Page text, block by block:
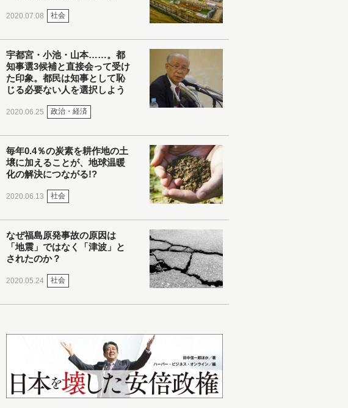
2020.07.08 社会
宇都宮・小池・山本……。都
知事選3候補と直接会って受け
た印象。都民は知事として恥
じる必要ない人を選択しよう
2020.06.25 政治・経済
毎年0.4％の炭素を耕作地の土
壌に加えることが、地球温暖
化の解決につながる!?
2020.06.13 社会
なぜ福島原発事故の原因は
「地震」ではなく「津波」と
されたのか？
2020.05.24 社会